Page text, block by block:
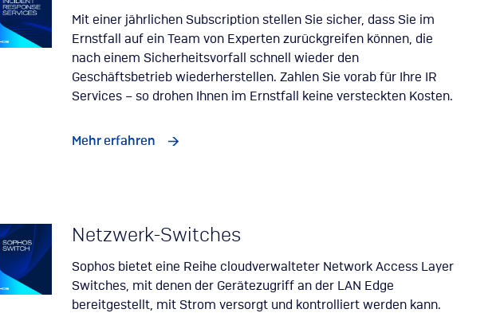
Mit einer jährlichen Subscription stellen Sie sicher, dass Sie im
Ernstfall auf ein Team von Experten zurückgreifen können, die
nach einem Sicherheitsvorfall schnell wieder den
Geschäftsbetrieb wiederherstellen. Zahlen Sie vorab für Ihre IR
Services – so drohen Ihnen im Ernstfall keine versteckten Kosten.
Mehr erfahren
Netzwerk-Switches
Sophos bietet eine Reihe cloudverwalteter Network Access Layer
Switches, mit denen der Gerätezugriff an der LAN Edge
bereitgestellt, mit Strom versorgt und kontrolliert werden kann.